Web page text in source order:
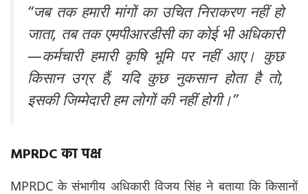
“जब तक हमारी मांगों का उचित निराकरण नहीं हो
जाता, तब तक एमपीआरडीसी का कोई भी अधिकारी
—कर्मचारी हमारी कृषि भूमि पर नहीं आए। कुछ
किसान उग्र हैं, यदि कुछ नुकसान होता है तो,
इसकी जिम्मेदारी हम लोगों की नहीं होगी।”
MPRDC का पक्ष
MPRDC के संभागीय अधिकारी विजय सिंह ने बताया कि किसानों